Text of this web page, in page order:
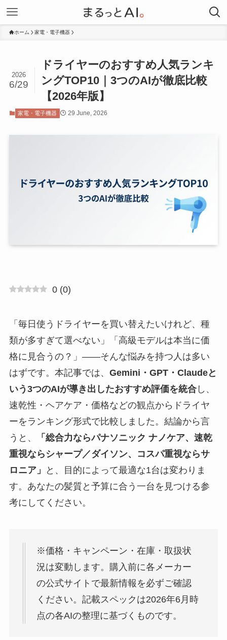
ホーム 家電・電子機器
ドライヤーのおすすめ人気ランキ
ングTOP10｜3つのAIが徹底比較
【2026年版】
2026
6/29
家電・電子機器 29 June, 2026
0 (0)
「毎日使うドライヤーを買い替えたいけれど、種
類が多すぎて選べない」「高級モデルは本当に価
格に見合うの？」——そんな悩みを持つ人は多い
はずです。本記事では、 Gemini・GPT・Claudeと
いう3つのAIが導き出したおすすめ評価を統合し、
速乾性・ヘアケア・価格などの観点からドライヤ
ーをランキング形式で比較しました。結論から言
うと、
「総合力ならパナソニック ナノケア、速乾
重視ならシャープ／ダイソン、コスパ重視ならサ
ロニア」
と、目的によって最適な1台は変わりま
す。あなたの髪質と予算に合う一台を見つける参
考にしてください。
※価格・キャンペーン・在庫・取扱状
況は変動します。購入前に各メーカー
の公式サイトで最新情報を必ずご確認
ください。記載スペックは2026年6月時
点の各AIの整理に基づくものです。